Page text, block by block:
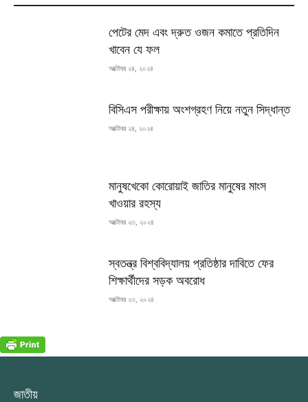
পেটের মেদ এবং দ্রুত ওজন কমাতে প্রতিদিন
খাবেন যে ফল
অক্টোবর ২৪, ২০২৪
বিসিএস পরীক্ষায় অংশগ্রহণ নিয়ে নতুন সিদ্ধান্ত
অক্টোবর ২৪, ২০২৪
মানুষখেকো কোরোয়াই জাতির মানুষের মাংস
খাওয়ার রহস্য
অক্টোবর ২৩, ২০২৪
স্বতন্ত্র বিশ্ববিদ্যালয় প্রতিষ্ঠার দাবিতে ফের
শিক্ষার্থীদের সড়ক অবরোধ
অক্টোবর ২৩, ২০২৪
জাতীয়